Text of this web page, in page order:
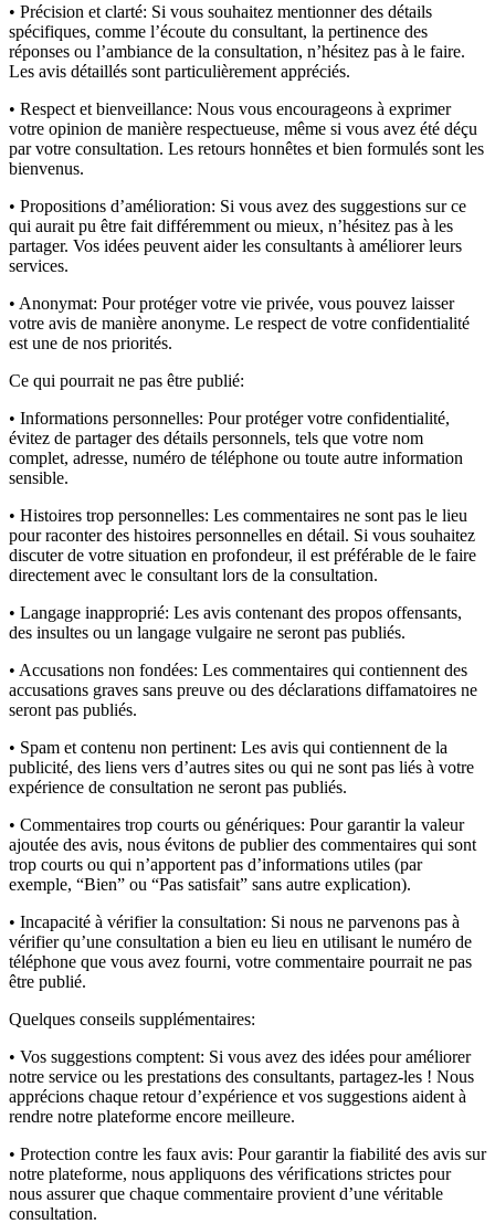
• Précision et clarté: Si vous souhaitez mentionner des détails
spécifiques, comme l’écoute du consultant, la pertinence des
réponses ou l’ambiance de la consultation, n’hésitez pas à le faire.
Les avis détaillés sont particulièrement appréciés.
• Respect et bienveillance: Nous vous encourageons à exprimer
votre opinion de manière respectueuse, même si vous avez été déçu
par votre consultation. Les retours honnêtes et bien formulés sont les
bienvenus.
• Propositions d’amélioration: Si vous avez des suggestions sur ce
qui aurait pu être fait différemment ou mieux, n’hésitez pas à les
partager. Vos idées peuvent aider les consultants à améliorer leurs
services.
• Anonymat: Pour protéger votre vie privée, vous pouvez laisser
votre avis de manière anonyme. Le respect de votre confidentialité
est une de nos priorités.
Ce qui pourrait ne pas être publié:
• Informations personnelles: Pour protéger votre confidentialité,
évitez de partager des détails personnels, tels que votre nom
complet, adresse, numéro de téléphone ou toute autre information
sensible.
• Histoires trop personnelles: Les commentaires ne sont pas le lieu
pour raconter des histoires personnelles en détail. Si vous souhaitez
discuter de votre situation en profondeur, il est préférable de le faire
directement avec le consultant lors de la consultation.
• Langage inapproprié: Les avis contenant des propos offensants,
des insultes ou un langage vulgaire ne seront pas publiés.
• Accusations non fondées: Les commentaires qui contiennent des
accusations graves sans preuve ou des déclarations diffamatoires ne
seront pas publiés.
• Spam et contenu non pertinent: Les avis qui contiennent de la
publicité, des liens vers d’autres sites ou qui ne sont pas liés à votre
expérience de consultation ne seront pas publiés.
• Commentaires trop courts ou génériques: Pour garantir la valeur
ajoutée des avis, nous évitons de publier des commentaires qui sont
trop courts ou qui n’apportent pas d’informations utiles (par
exemple, “Bien” ou “Pas satisfait” sans autre explication).
• Incapacité à vérifier la consultation: Si nous ne parvenons pas à
vérifier qu’une consultation a bien eu lieu en utilisant le numéro de
téléphone que vous avez fourni, votre commentaire pourrait ne pas
être publié.
Quelques conseils supplémentaires:
• Vos suggestions comptent: Si vous avez des idées pour améliorer
notre service ou les prestations des consultants, partagez-les ! Nous
apprécions chaque retour d’expérience et vos suggestions aident à
rendre notre plateforme encore meilleure.
• Protection contre les faux avis: Pour garantir la fiabilité des avis sur
notre plateforme, nous appliquons des vérifications strictes pour
nous assurer que chaque commentaire provient d’une véritable
consultation.